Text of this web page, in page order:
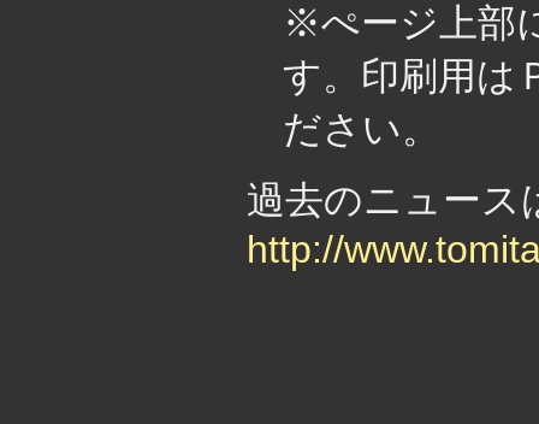
※ぺージ上部
す。印刷用は
ださい。
過去のニュ
http://